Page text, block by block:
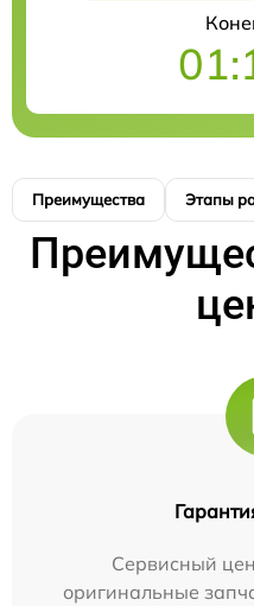
Преимущества Этапы
Сервисный
оригинальные